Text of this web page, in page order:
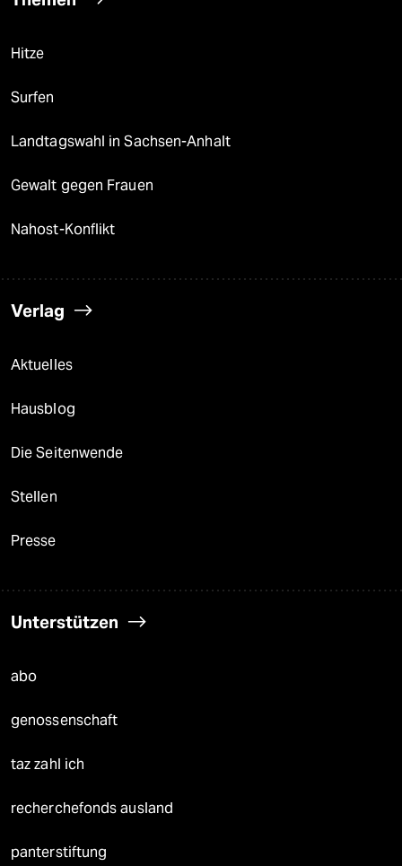
Hitze
Surfen
Landtagswahl in Sachsen-Anhalt
Gewalt gegen Frauen
Nahost-Konflikt
Verlag
Aktuelles
Hausblog
Die Seitenwende
Stellen
Presse
Unterstützen
abo
genossenschaft
taz zahl ich
recherchefonds ausland
panterstiftung